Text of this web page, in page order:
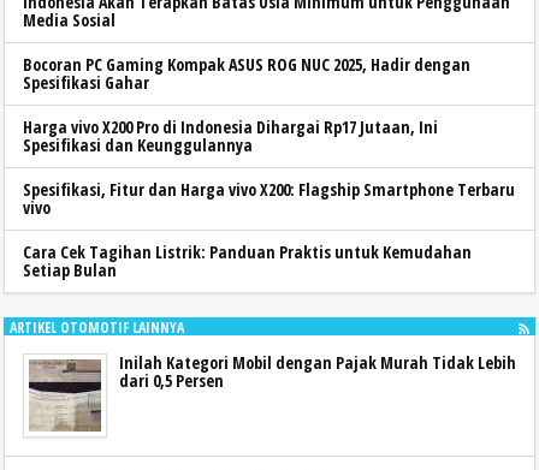
Media Sosial
Bocoran PC Gaming Kompak ASUS ROG NUC 2025, Hadir dengan
Spesifikasi Gahar
Harga vivo X200 Pro di Indonesia Dihargai Rp17 Jutaan, Ini
Spesifikasi dan Keunggulannya
Spesifikasi, Fitur dan Harga vivo X200: Flagship Smartphone Terbaru
vivo
Cara Cek Tagihan Listrik: Panduan Praktis untuk Kemudahan
Setiap Bulan
ARTIKEL OTOMOTIF LAINNYA
Inilah Kategori Mobil dengan Pajak Murah Tidak Lebih
dari 0,5 Persen